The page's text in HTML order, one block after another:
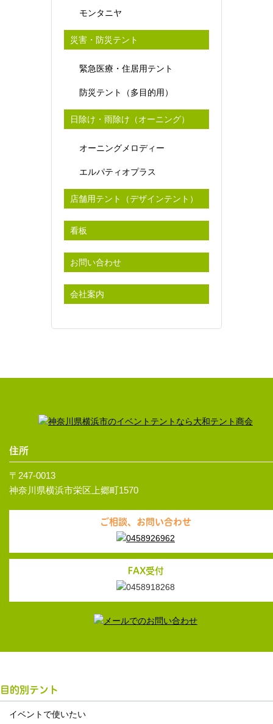
モンタニヤ
災害・防災テント
緊急医療・住居用テント
防災テント（多目的用）
日除け・雨除け（オーニング）
オーニングメロディー
エルパティオプラス
店舗用テント（デザインテント）
看板
お問い合わせ
会社案内
住所
〒247-0013
神奈川県横浜市栄区上郷町1570
ご相談、お問い合わせ
FAX受付
目的別テント
イベントで使いたい